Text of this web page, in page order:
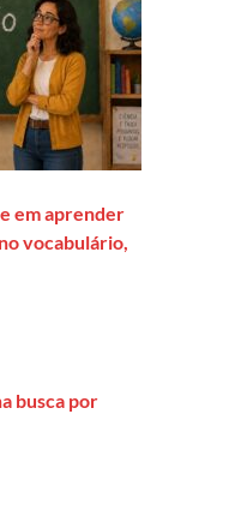
em aprender
vocabulário,
busca por